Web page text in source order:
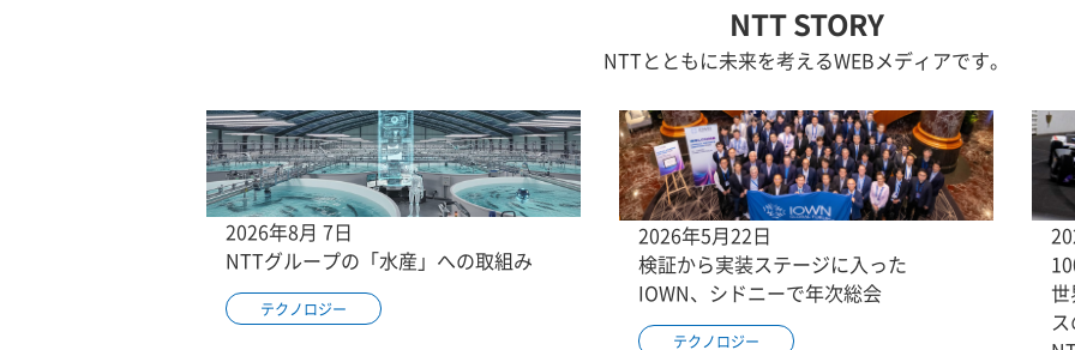
NTT STORY
NTTとともに未来を考えるWEBメディアです。
2026年8月 7日
NTTグループの「水産」への取組み
テクノロジー
2026年5月22日
検証から実装ステージに入った
IOWN、シドニーで年次総会
テクノロジー